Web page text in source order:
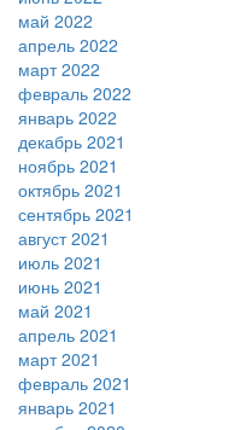
май 2022
апрель 2022
март 2022
февраль 2022
январь 2022
декабрь 2021
ноябрь 2021
октябрь 2021
сентябрь 2021
август 2021
июль 2021
июнь 2021
май 2021
апрель 2021
март 2021
февраль 2021
январь 2021